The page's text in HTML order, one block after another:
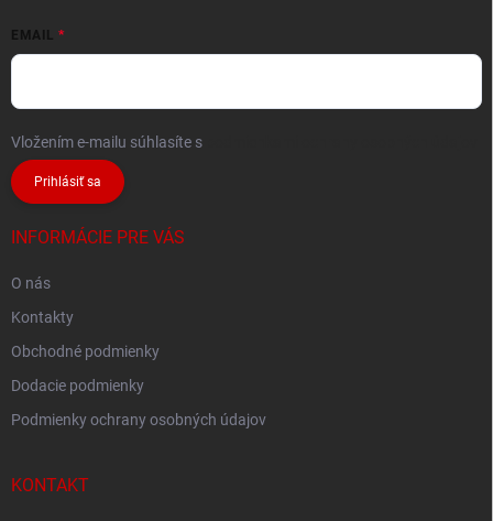
EMAIL
Vložením e-mailu súhlasíte s
Prihlásiť sa
INFORMÁCIE PRE VÁS
O nás
Kontakty
Obchodné podmienky
Dodacie podmienky
Podmienky ochrany osobných údajov
KONTAKT